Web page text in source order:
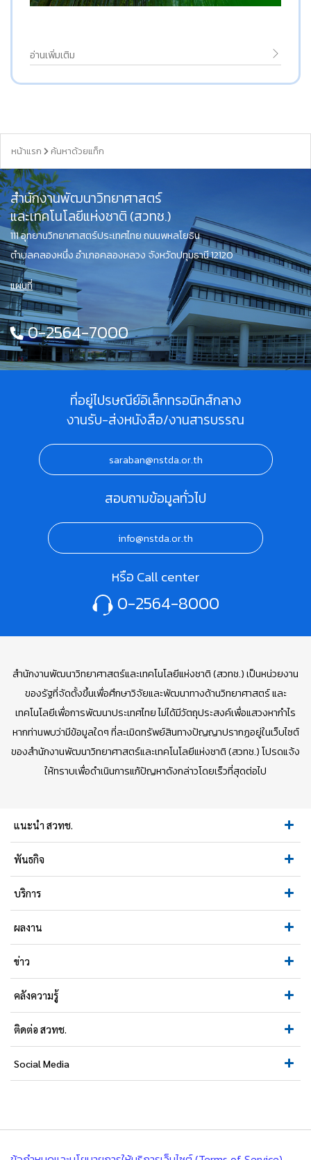
อ่านเพิ่มเติม
หน้าแรก ค้นหาด้วยแท็ก
สำนักงานพัฒนาวิทยาศาสตร์
และเทคโนโลยีแห่งชาติ (สวทช.)
111 อุทยานวิทยาศาสตร์ประเทศไทย ถนนพหลโยธิน
ตำบลคลองหนึ่ง อำเภอคลองหลวง จังหวัดปทุมธานี 12120
แผนที่
0-2564-7000
ที่อยู่ไปรษณีย์อิเล็กทรอนิกส์กลาง
งานรับ-ส่งหนังสือ/งานสารบรรณ
saraban@nstda.or.th
สอบถามข้อมูลทั่วไป
info@nstda.or.th
หรือ Call center
0-2564-8000
สำนักงานพัฒนาวิทยาศาสตร์และเทคโนโลยีแห่งชาติ (สวทช.) เป็นหน่วยงาน
ของรัฐที่จัดตั้งขึ้นเพื่อศึกษาวิจัยและพัฒนาทางด้านวิทยาศาสตร์ และ
เทคโนโลยีเพื่อการพัฒนาประเทศไทย ไม่ได้มีวัตถุประสงค์เพื่อแสวงหากำไร
หากท่านพบว่ามีข้อมูลใดๆ ที่ละเมิดทรัพย์สินทางปัญญาปรากฏอยู่ในเว็บไซต์
ของสำนักงานพัฒนาวิทยาศาสตร์และเทคโนโลยีแห่งชาติ (สวทช.) โปรดแจ้ง
ให้ทราบเพื่อดำเนินการแก้ปัญหาดังกล่าวโดยเร็วที่สุดต่อไป
แนะนำ สวทช.
พันธกิจ
บริการ
ผลงาน
ข่าว
คลังความรู้
ติดต่อ สวทช.
Social Media